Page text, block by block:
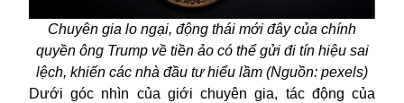
Chuyên gia lo ngại, động thái mới đây của chính
quyền ông Trump về tiền ảo có thể gửi đi tín hiệu sai
lệch, khiến các nhà đầu tư hiểu lầm (Nguồn: pexels)
Dưới góc nhìn của giới chuyên gia, tác động của